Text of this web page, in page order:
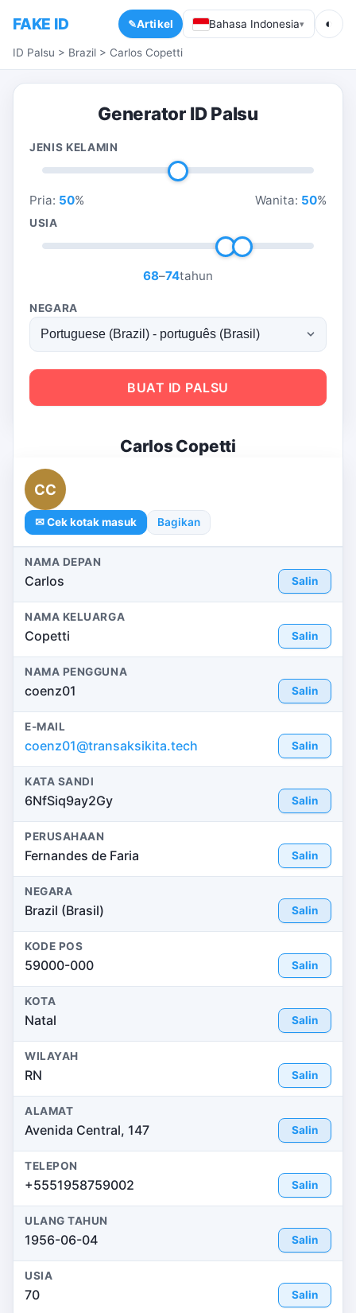
FAKE ID Artikel Bahasa Indonesia▾ ◐
ID Palsu > Brazil > Carlos Copetti
Generator ID Palsu
JENIS KELAMIN
Pria: 50% Wanita: 50%
USIA
68–74tahun
NEGARA
BUAT ID PALSU
Carlos Copetti
CC
✉ Cek kotak masuk Bagikan
NAMA DEPAN
Carlos Salin
NAMA KELUARGA
Copetti Salin
NAMA PENGGUNA
coenz01 Salin
E-MAIL
coenz01@transaksikita.tech Salin
KATA SANDI
6NfSiq9ay2Gy Salin
PERUSAHAAN
Fernandes de Faria Salin
NEGARA
Brazil (Brasil) Salin
KODE POS
59000-000 Salin
KOTA
Natal Salin
WILAYAH
RN Salin
ALAMAT
Avenida Central, 147 Salin
TELEPON
+5551958759002 Salin
ULANG TAHUN
1956-06-04 Salin
USIA
70 Salin